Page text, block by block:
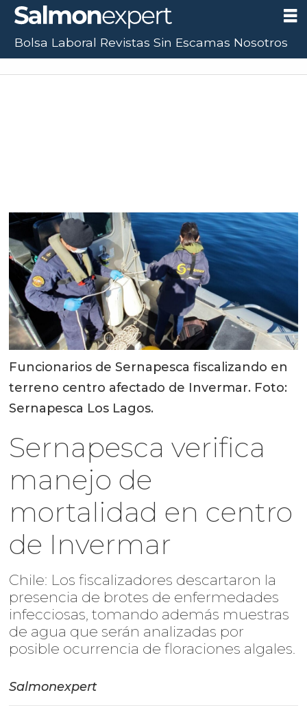
Funcionarios de Sernapesca fiscalizando en
terreno centro afectado de Invermar. Foto:
Sernapesca Los Lagos.
Sernapesca verifica
manejo de
mortalidad en centro
de Invermar
Chile: Los fiscalizadores descartaron la
presencia de brotes de enfermedades
infecciosas, tomando además muestras
de agua que serán analizadas por
posible ocurrencia de floraciones algales.
Salmonexpert
Bolsa Laboral Revistas Sin Escamas Nosotros